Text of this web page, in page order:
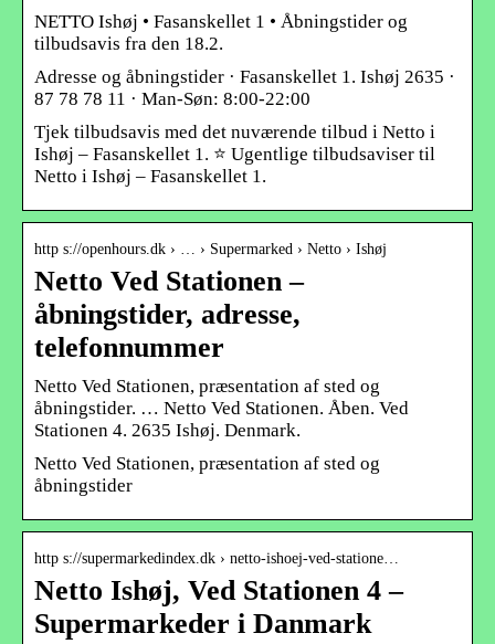
NETTO Ishøj • Fasanskellet 1 • Åbningstider og
tilbudsavis fra den 18.2.
Adresse og åbningstider · Fasanskellet 1. Ishøj 2635 ·
87 78 78 11 · Man-Søn: 8:00-22:00
Tjek tilbudsavis med det nuværende tilbud i Netto i
Ishøj – Fasanskellet 1. ⭐ Ugentlige tilbudsaviser til
Netto i Ishøj – Fasanskellet 1.
http s://openhours.dk › … › Supermarked › Netto › Ishøj
Netto Ved Stationen –
åbningstider, adresse,
telefonnummer
Netto Ved Stationen, præsentation af sted og
åbningstider. … Netto Ved Stationen. Åben. Ved
Stationen 4. 2635 Ishøj. Denmark.
Netto Ved Stationen, præsentation af sted og
åbningstider
http s://supermarkedindex.dk › netto-ishoej-ved-statione…
Netto Ishøj, Ved Stationen 4 –
Supermarkeder i Danmark